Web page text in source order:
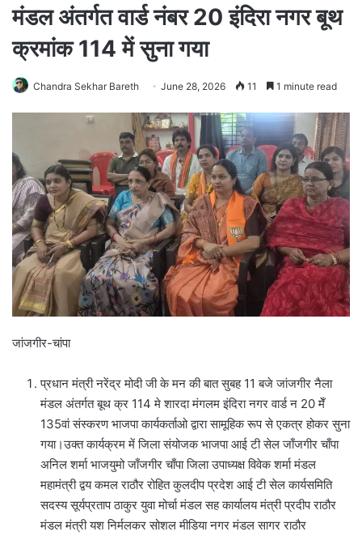
मंडल अंतर्गत वार्ड नंबर 20 इंदिरा नगर बूथ
क्रमांक 114 में सुना गया
Chandra Sekhar Bareth June 28, 2026 11 1 minute read
जांजगीर-चांपा
प्रधान मंत्री नरेंद्र मोदी जी के मन की बात सुबह 11 बजे जांजगीर नैला
मंडल अंतर्गत बूथ क्र 114 मे शारदा मंगलम इंदिरा नगर वार्ड न 20 मेँ
135वां संस्करण भाजपा कार्यकर्ताओ द्वारा सामूहिक रूप से एकत्र होकर सुना
गया।उक्त कार्यक्रम में जिला संयोजक भाजपा आई टी सेल जाँजगीर चाँपा
अनिल शर्मा भाजयुमो जाँजगीर चाँपा जिला उपाध्यक्ष विवेक शर्मा मंडल
महामंत्री द्वय कमल राठौर रोहित कुलदीप प्रदेश आई टी सेल कार्यसमिति
सदस्य सूर्यप्रताप ठाकुर युवा मोर्चा मंडल सह कार्यालय मंत्री प्रदीप राठौर
मंडल मंत्री यश निर्मलकर सोशल मीडिया नगर मंडल सागर राठौर